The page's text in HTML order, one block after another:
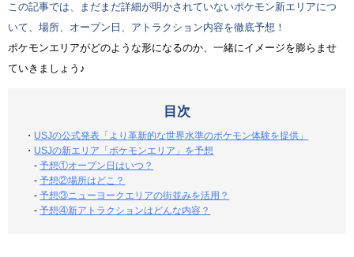
この記事では、まだまだ詳細が明かされていないポケモン新エリアにつ
いて、場所、オープン日、アトラクション内容を徹底予想！
ポケモンエリアがどのような形になるのか、一緒にイメージを膨らませ
ていきましょう♪
目次
・ USJの公式発表「より革新的な世界水準のポケモン体験を提供」
・ USJの新エリア「ポケモンエリア」を予想
-予想①オープン日はいつ？
-予想②場所はどこ？
-予想③ニューヨークエリアの街並みを活用？
-予想④新アトラクションはどんな内容？